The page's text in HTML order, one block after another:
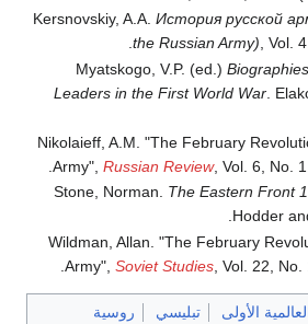
Kersnovskiy, A.A. История русской
the Russian Army) , Vol.
Myatskogo, V.P. (ed.)
Leaders in the First World War.
Nikolaieff, A.M. "The February
Army", Russian Review, Vol. 6, No.
Stone, Norman. The Eastern Front
Hodder
Wildman, Allan. "The February
Army", Soviet Studies, Vol. 22, No.
الأولى تبليسي
روسية